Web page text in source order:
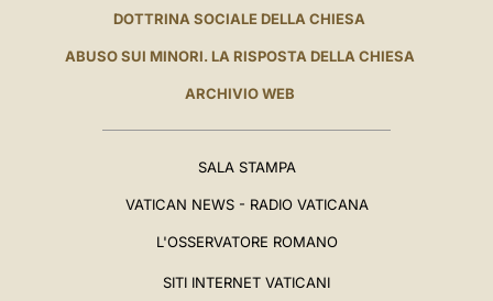
DOTTRINA SOCIALE DELLA CHIESA
ABUSO SUI MINORI. LA RISPOSTA DELLA CHIESA
ARCHIVIO WEB
SALA STAMPA
VATICAN NEWS - RADIO VATICANA
L'OSSERVATORE ROMANO
SITI INTERNET VATICANI